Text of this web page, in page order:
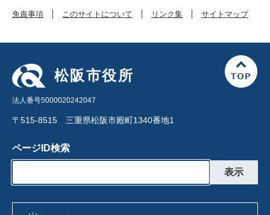
免責事項 このサイトについて リンク集 サイトマップ
松阪市役所
法人番号5000020242047
〒515-8515 三重県松阪市殿町1340番地1
ページID検索